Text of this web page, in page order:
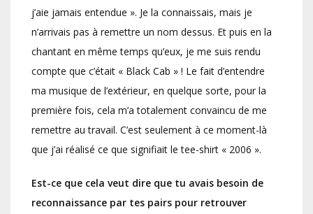
j’aie jamais entendue ». Je la connaissais, mais je
n’arrivais pas à remettre un nom dessus. Et puis en la
chantant en même temps qu’eux, je me suis rendu
compte que c’était « Black Cab » ! Le fait d’entendre
ma musique de l’extérieur, en quelque sorte, pour la
première fois, cela m’a totalement convaincu de me
remettre au travail. C’est seulement à ce moment-là
que j’ai réalisé ce que signifiait le tee-shirt « 2006 ».
Est-ce que cela veut dire que tu avais besoin de
reconnaissance par tes pairs pour retrouver